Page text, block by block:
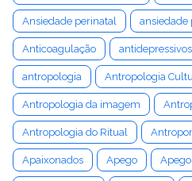
Ansiedade perinatal ansiedade
Anticoagulação antidepressivos
antropologia Antropologia
Antropologia da imagem
Antropologia do Ritual
Apaixonados Apego